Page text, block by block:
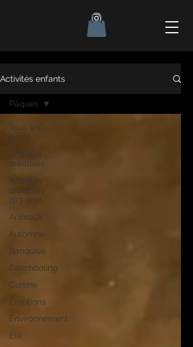
Activités enfants
Tous les
posts
Activités
créatives
Activités
créatives
(1-3 ans)
Animaux
Automne
Banquise
Coschooling
Cuisine
Emotions
Environnement
Été
Pâques